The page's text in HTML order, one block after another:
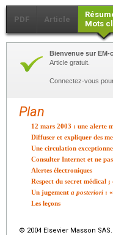
PDF Article
Mots
Bienvenue sur
Article gratuit.
Connectez-vous
Plan
12 mars 2003 : une alerte
Diffuser et expliquer des
Une circulation
Consulter Internet et ne
Alertes électroniques
Respect du secret médical
Un jugement a posteriori :
Les leçons
© 2004 Elsevier Masson